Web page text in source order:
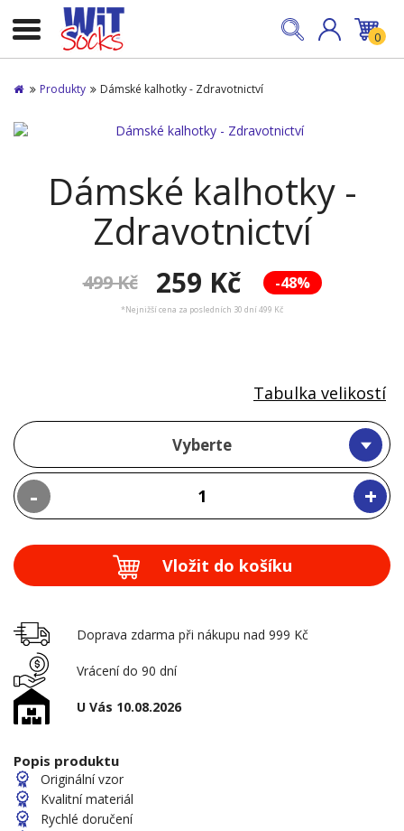
0
Produkty Dámské kalhotky - Zdravotnictví
Dámské kalhotky -
Zdravotnictví
-48%
499 Kč 259 Kč
*Nejnižší cena za posledních 30 dní 499 Kč
Vyberte
- +
Tabulka velikostí
Vložit do košíku
Doprava zdarma při nákupu nad 999 Kč
Vrácení do 90 dní
U Vás 10.08.2026
Popis produktu
Originální vzor
Kvalitní materiál
Rychlé doručení